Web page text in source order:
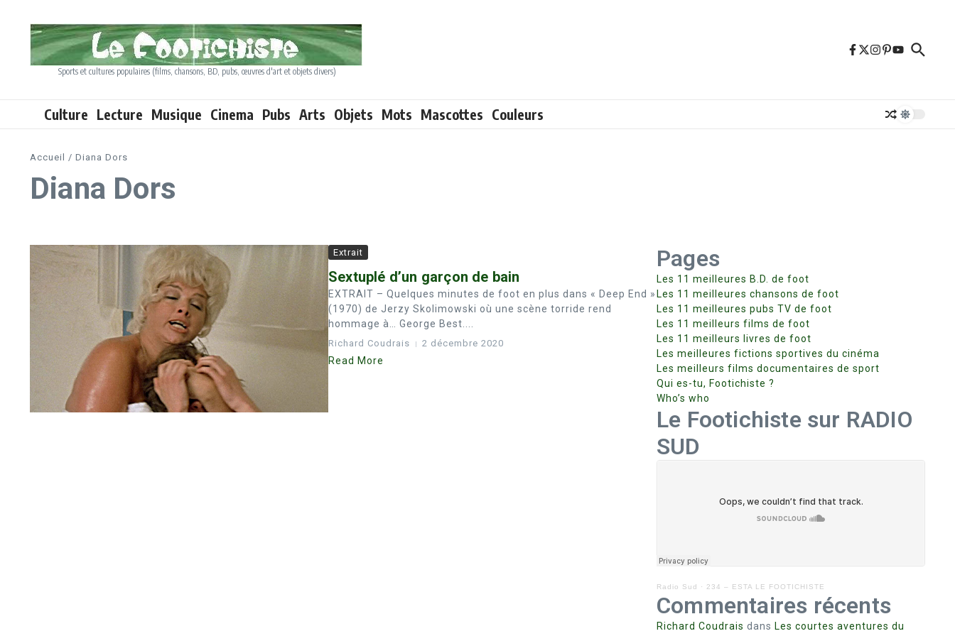
Sports et cultures populaires (films, chansons, BD, pubs, œuvres d'art et objets divers)
Culture Lecture Musique Cinema Pubs Arts Objets Mots Mascottes Couleurs
Accueil / Diana Dors
Diana Dors
Extrait
Sextuplé d’un garçon de bain
EXTRAIT – Quelques minutes de foot en plus dans « Deep End »
(1970) de Jerzy Skolimowski où une scène torride rend
hommage à… George Best....
Richard Coudrais 2 décembre 2020
Read More
Pages
Les 11 meilleures B.D. de foot
Les 11 meilleures chansons de foot
Les 11 meilleures pubs TV de foot
Les 11 meilleurs films de foot
Les 11 meilleurs livres de foot
Les meilleures fictions sportives du cinéma
Les meilleurs films documentaires de sport
Qui es-tu, Footichiste ?
Who’s who
Le Footichiste sur RADIO
SUD
Radio Sud · 234 – ESTA LE FOOTICHISTE
Commentaires récents
Richard Coudrais dans Les courtes aventures du